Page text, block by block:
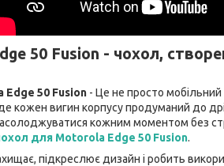
50 Fusion - чохол,
Edge 50 Fusion - Це не просто
кожен вигин корпусу продуманий до
кожним моментом без
для Motorola Edge 50 Fusion.
підкреслює дизайн і робить